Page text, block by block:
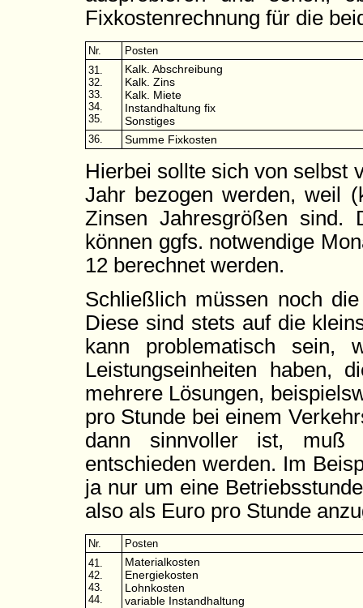
Fixkostenrechnung für die
Nr.
Posten
31.
32.
33.
34.
35.
Kalk. Abschreibung
Kalk. Zins
Kalk. Miete
Instandhaltung fix
Sonstiges
36. Summe Fixkosten
Hierbei sollte sich von selbst
Jahr bezogen werden, weil
Zinsen Jahresgrößen sind.
können ggfs. notwendige
12 berechnet werden.
Schließlich müssen noch
Diese sind stets auf die
kann problematisch sein,
Leistungseinheiten haben,
mehrere Lösungen,
pro Stunde bei einem
dann sinnvoller ist, muß
entschieden werden. Im
ja nur um eine
also als Euro pro Stunde
Nr.
Posten
41.
42.
43.
44.
Materialkosten
Energiekosten
Lohnkosten
variable Instandhaltung